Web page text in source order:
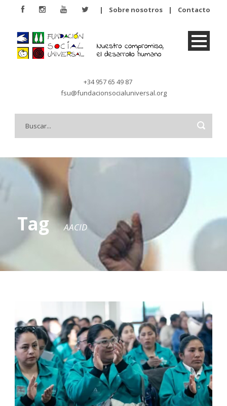
| Sobre nosotros | Contacto
+34 957 65 49 87
fsu@fundacionsocialuniversal.org
Tag AACID